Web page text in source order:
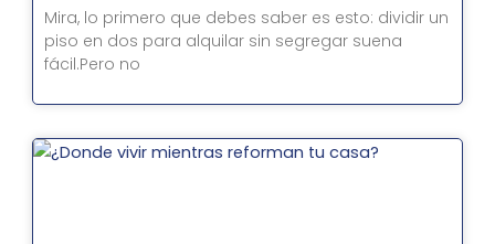
Mira, lo primero que debes saber es esto: dividir un
piso en dos para alquilar sin segregar suena
fácil.Pero no